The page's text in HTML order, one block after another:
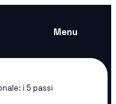
Menu
i 5 passi